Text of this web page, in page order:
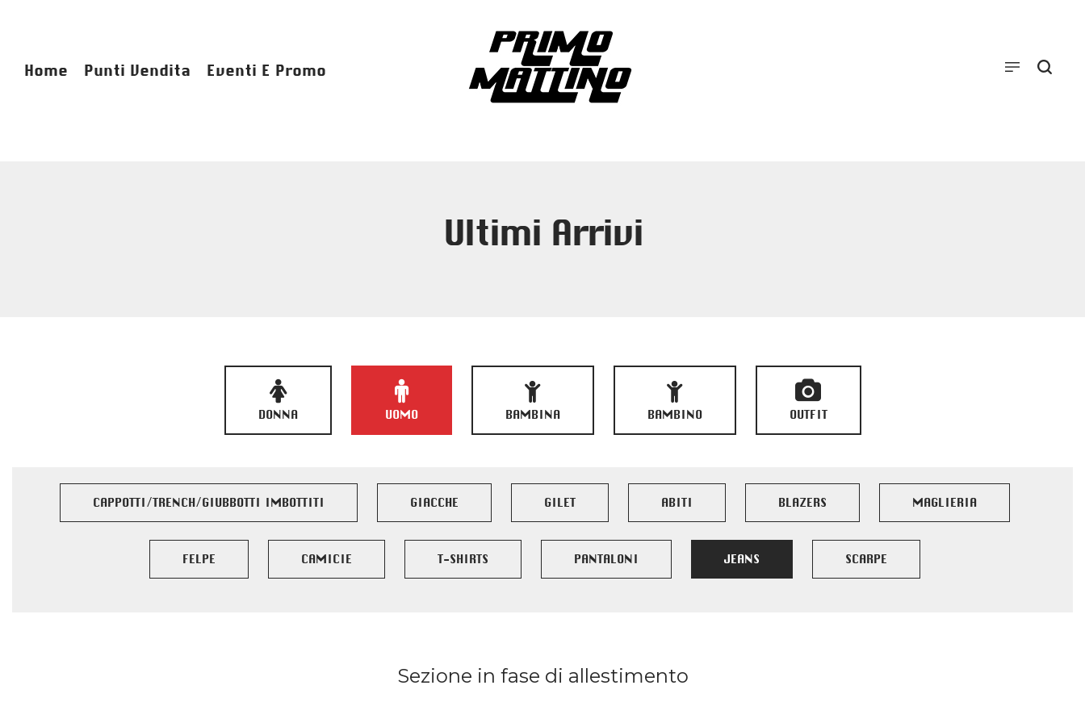
Home Punti Vendita Eventi E Promo
Ultimi Arrivi
DONNA UOMO BAMBINA BAMBINO OUTFIT
CAPPOTTI/TRENCH/GIUBBOTTI IMBOTTITI GIACCHE GILET ABITI BLAZERS MAGLIERIA
FELPE CAMICIE T-SHIRTS PANTALONI JEANS SCARPE
Sezione in fase di allestimento